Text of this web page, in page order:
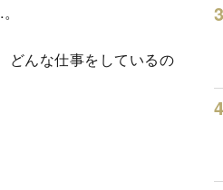
どんな仕事をしているの